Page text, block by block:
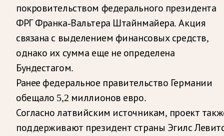
покровительством федерального президента
ФРГ Франка-Вальтера Штайнмайера. Акция
связана с выделением финансовых средств,
однако их сумма еще не определена
Бундестагом.
Ранее федеральное правительство Германии
обещало 5,2 миллионов евро.
Согласно латвийским источникам, проект
поддерживают президент страны Эгилс